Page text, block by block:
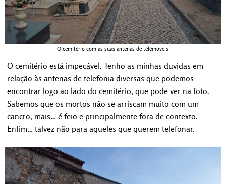
O cemitério com as suas antenas de télémóveis
O cemitério está impecável. Tenho as minhas duvidas em
relação às antenas de telefonia diversas que podemos
encontrar logo ao lado do cemitério, que pode ver na foto.
Sabemos que os mortos não se arriscam muito com um
cancro, mais… é feio e principalmente fora de contexto.
Enfim… talvez não para aqueles que querem telefonar.